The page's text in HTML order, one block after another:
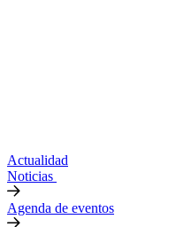
Actualidad
Noticias
Agenda de eventos